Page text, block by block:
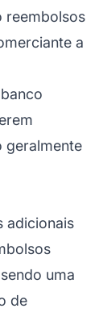
reembolsos
a
geralmente
adicionais
uma
de